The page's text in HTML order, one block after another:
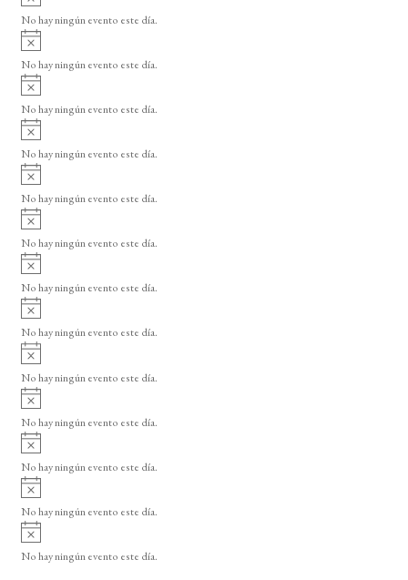
o
v
i
o
No hay ningún evento este día.
A
v
i
o
No hay ningún evento este día.
A
v
i
o
No hay ningún evento este día.
A
v
i
o
No hay ningún evento este día.
A
v
i
o
No hay ningún evento este día.
A
v
i
o
No hay ningún evento este día.
A
v
i
o
No hay ningún evento este día.
A
v
i
o
No hay ningún evento este día.
A
v
i
o
No hay ningún evento este día.
A
v
i
o
No hay ningún evento este día.
A
v
i
o
No hay ningún evento este día.
A
v
i
o
No hay ningún evento este día.
A
v
i
No hay ningún evento este día.